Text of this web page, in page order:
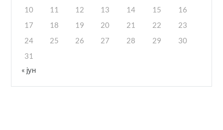
10
11 12 13 14 15
16
17
18 19 20 21 22
23
24
25 26 27 28 29
30
31
« јун